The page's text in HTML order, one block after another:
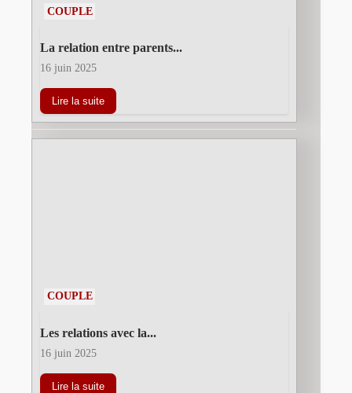
COUPLE
La relation entre parents...
16 juin 2025
Lire la suite
COUPLE
Les relations avec la...
16 juin 2025
Lire la suite